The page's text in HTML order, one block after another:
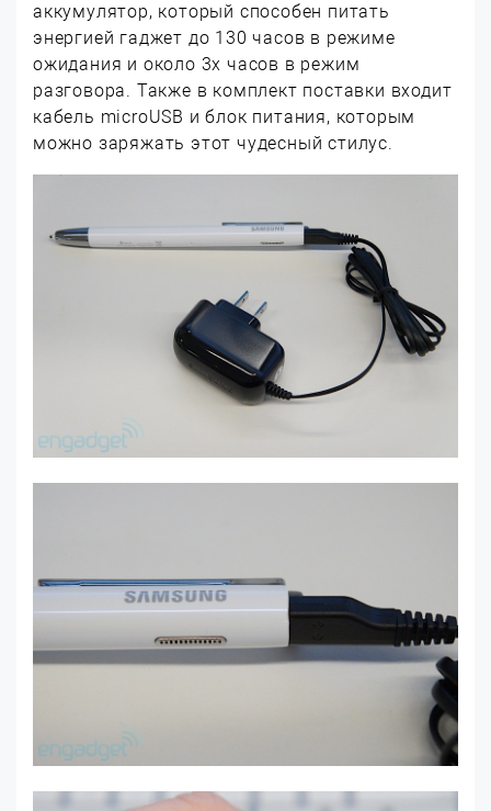
аккумулятор, который способен питать
энергией гаджет до 130 часов в режиме
ожидания и около 3х часов в режим
разговора. Также в комплект поставки входит
кабель microUSB и блок питания, которым
можно заряжать этот чудесный стилус.